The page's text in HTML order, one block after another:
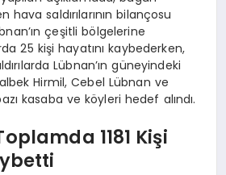
hava saldırılarının bilançosu
çeşitli bölgelerine
25 kişi hayatını kaybederken,
Lübnan’ın güneyindeki
Hirmil, Cebel Lübnan ve
kasaba ve köyleri hedef alındı.
1181 Kişi